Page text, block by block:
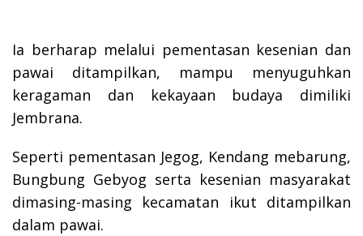
Ia berharap melalui pementasan kesenian dan
pawai ditampilkan, mampu menyuguhkan
keragaman dan kekayaan budaya dimiliki
Jembrana.
Seperti pementasan Jegog, Kendang mebarung,
Bungbung Gebyog serta kesenian masyarakat
dimasing-masing kecamatan ikut ditampilkan
dalam pawai.